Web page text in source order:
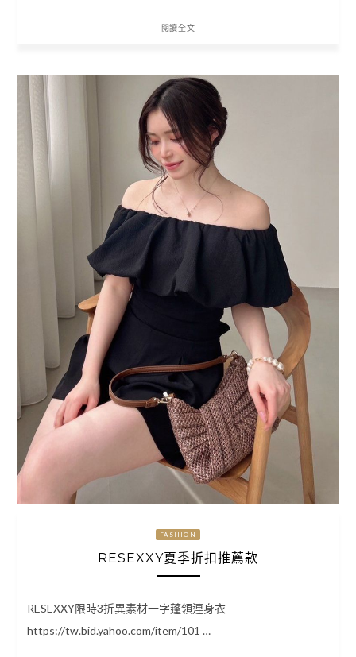
閱讀全文
FASHION
RESEXXY夏季折扣推薦款
RESEXXY限時3折異素材一字蓬領連身衣
https://tw.bid.yahoo.com/item/101 …